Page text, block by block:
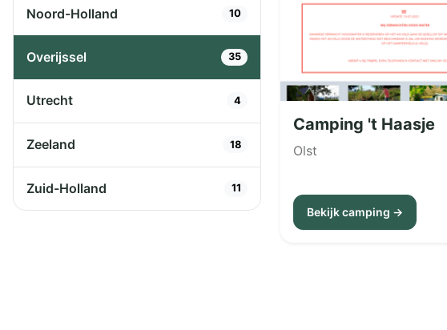
Noord-Holland 10
Overijssel 35
Utrecht 4
Zeeland 18
Zuid-Holland 11
Camping 't Haasje
Olst
Bekijk camping →